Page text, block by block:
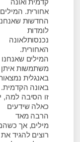
קדמית ואונה
אחורית. המילים
החדשות שאנחנו
נכנסותלאונה
המילים שאנחנו
משתמשות איתן
באנגלית נמצאות
באונה הקדמית.
זו הסיבה למה, יש
כאלה שידעים
הרבה מאד
מילים, אך כשהם
רוצים להגיד את